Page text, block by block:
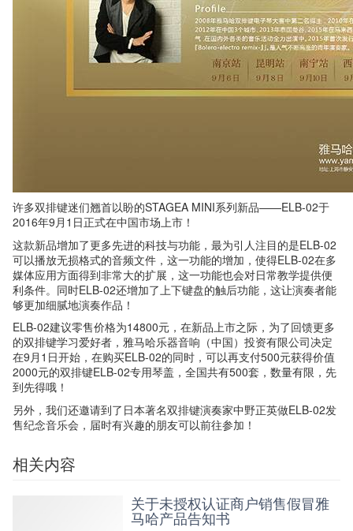
许多双排键迷们翘首以盼的STAGEA MINI系列新品——ELB-02于
2016年9月1日正式在中国市场上市！
这款新品增加了更多先进的科技与功能，最为引人注目的是ELB-02
可以播放无损格式的音频文件，这一功能的增加，使得ELB-02在多
媒体应用方面得到非常大的扩展，这一功能也会对日常教学提供便
利条件。同时ELB-02还增加了上下键盘的触后功能，这让演奏者能
够更加细腻地演奏作品！
ELB-02建议零售价格为14800元，在新品上市之际，为了回馈更多
的双排键学习爱好者，雅马哈乐器音响（中国）投资有限公司决定
在9月1日开始，在购买ELB-02的同时，可以再支付500元获得价值
2000元的双排键ELB-02专用琴盖，全国共有500套，数量有限，先
到先得哦！
另外，我们还邀请到了日本著名双排键演奏家中野正英做ELB-02发
售纪念音乐会，届时有兴趣的朋友可以前往参加！
相关内容
关于未授权认证商户销售假冒雅
马哈产品告知书